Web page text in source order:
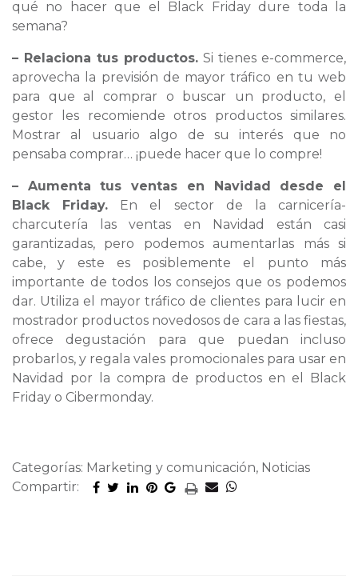
qué no hacer que el Black Friday dure toda la
semana?
– Relaciona tus productos. Si tienes e-commerce,
aprovecha la previsión de mayor tráfico en tu web
para que al comprar o buscar un producto, el
gestor les recomiende otros productos similares.
Mostrar al usuario algo de su interés que no
pensaba comprar… ¡puede hacer que lo compre!
– Aumenta tus ventas en Navidad desde el
Black Friday. En el sector de la carnicería-
charcutería las ventas en Navidad están casi
garantizadas, pero podemos aumentarlas más si
cabe, y este es posiblemente el punto más
importante de todos los consejos que os podemos
dar. Utiliza el mayor tráfico de clientes para lucir en
mostrador productos novedosos de cara a las fiestas,
ofrece degustación para que puedan incluso
probarlos, y regala vales promocionales para usar en
Navidad por la compra de productos en el Black
Friday o Cibermonday.
Categorías: Marketing y comunicación, Noticias
Compartir: